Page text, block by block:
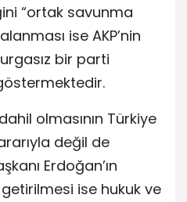
“ortak savunma
ise AKP’nin
bir parti
olmasının Türkiye
değil de
Erdoğan’ın
ise hukuk ve